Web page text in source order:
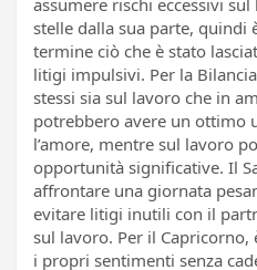
stelle dalla sua parte, quindi
termine ciò che è stato
litigi impulsivi. Per la
stessi sia sul lavoro che in
potrebbero avere un ottimo
l’amore, mentre sul lavoro
opportunità significative. Il
affrontare una giornata
evitare litigi inutili con il
sul lavoro. Per il
i propri sentimenti senza